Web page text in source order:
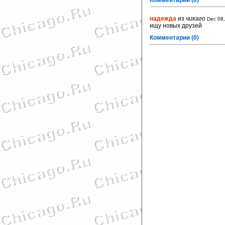
надежда из чикаго Dec
ищу новых друзей
Комментарии (0)